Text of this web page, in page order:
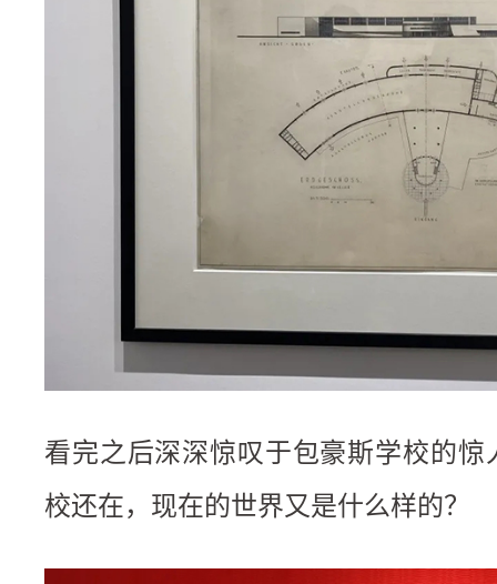
看完之后深深惊叹于包豪斯学校的
校还在，现在的世界又是什么样的？